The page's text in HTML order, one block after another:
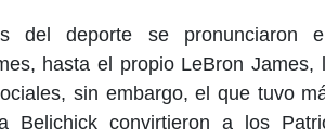
del deporte se pronunciaron
hasta el propio LeBron
sin embargo, el que tuvo
Belichick convirtieron a los